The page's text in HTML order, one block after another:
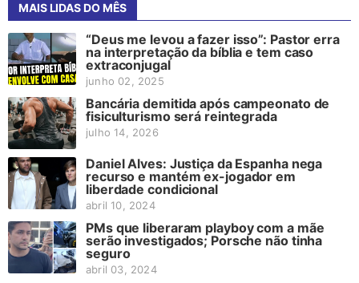
MAIS LIDAS DO MÊS
“Deus me levou a fazer isso”: Pastor erra
na interpretação da bíblia e tem caso
extraconjugal
junho 02, 2025
Bancária demitida após campeonato de
fisiculturismo será reintegrada
julho 14, 2026
Daniel Alves: Justiça da Espanha nega
recurso e mantém ex-jogador em
liberdade condicional
abril 10, 2024
PMs que liberaram playboy com a mãe
serão investigados; Porsche não tinha
seguro
abril 03, 2024